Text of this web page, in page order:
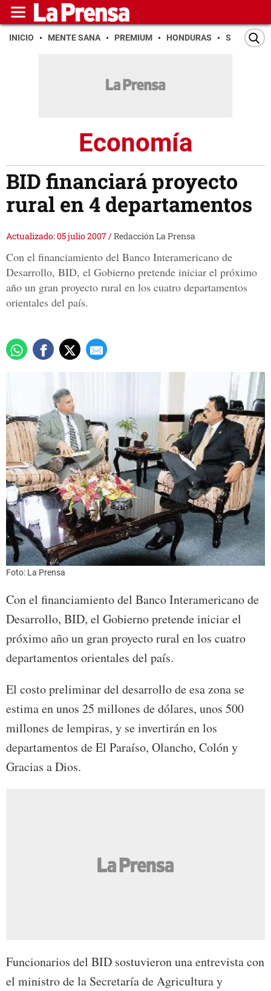
INICIO MENTE SANA PREMIUM HONDURAS SAN PEDRO
Economía
BID financiará proyecto
rural en 4 departamentos
Actualizado: 05 julio 2007/Redacción La Prensa
Con el financiamiento del Banco Interamericano de
Desarrollo, BID, el Gobierno pretende iniciar el próximo
año un gran proyecto rural en los cuatro departamentos
orientales del país.
Foto: La Prensa
Con el financiamiento del Banco Interamericano de
Desarrollo, BID, el Gobierno pretende iniciar el
próximo año un gran proyecto rural en los cuatro
departamentos orientales del país.
El costo preliminar del desarrollo de esa zona se
estima en unos 25 millones de dólares, unos 500
millones de lempiras, y se invertirán en los
departamentos de El Paraíso, Olancho, Colón y
Gracias a Dios.
Funcionarios del BID sostuvieron una entrevista con
el ministro de la Secretaría de Agricultura y